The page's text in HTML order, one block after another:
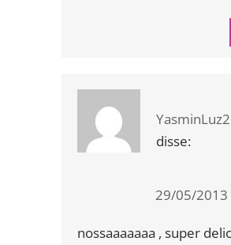
YasminLuz2
disse:
29/05/2013
nossaaaaaaa , super